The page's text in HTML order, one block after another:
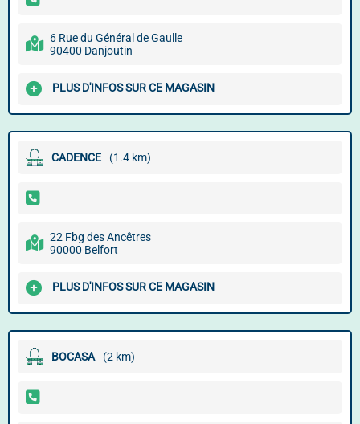
6 Rue du Général de Gaulle
90400 Danjoutin
PLUS D'INFOS SUR CE MAGASIN
CADENCE (1.4 km)
22 Fbg des Ancêtres
90000 Belfort
PLUS D'INFOS SUR CE MAGASIN
BOCASA (2 km)